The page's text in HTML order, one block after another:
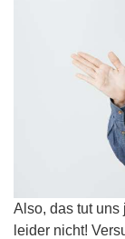
Also, das tut uns
leider nicht!